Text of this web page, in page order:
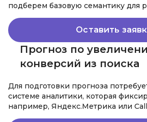
подберем базовую семантику для
Оставить
Прогноз по
конверсий из поиска
Для подготовки прогноза
системе аналитики, которая
например, Яндекс.Метрика или